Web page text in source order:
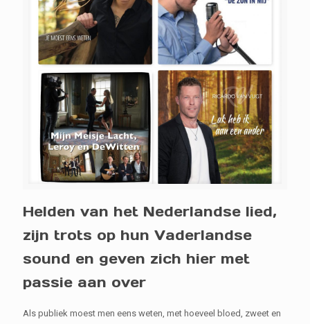
Helden van het Nederlandse lied,
zijn trots op hun Vaderlandse
sound en geven zich hier met
passie aan over
Als publiek moest men eens weten, met hoeveel bloed, zweet en